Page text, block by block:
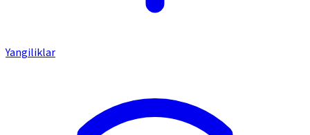
Yangiliklar